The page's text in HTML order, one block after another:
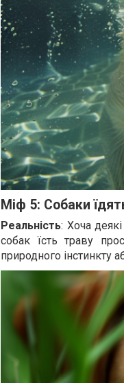
Міф 5: Собаки
Реальність: Хоча
собак їсть траву
природного інстинкту